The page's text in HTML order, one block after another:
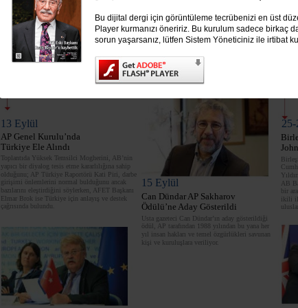
Bu dijital dergi için görüntüleme tecrübenizi en üst
Player kurmanızı öneririz. Bu kurulum sadece birkaç
sorun yaşarsanız, lütfen Sistem Yöneticiniz ile irtibat
13 Eylül
AP Genel Kurulu’nda
Türkiye Ele Alındı
Toplantıda Yüksek Temsilci Mogherini, AB’nin
yapıcı bir diyalog tesis etme kararlılığına sahip
olduğunu; AP Türkiye Raportörü Kati Piri, darbe
girişimi önlemlerini normal bulduğunu ancak
bazılarını eleştirdiğini söylerken, AFET Başkanı
Elmar Brok ise Türkiye için anlayış ve destek
çağrısında bulundu.
Can Dündar AP Sakharov
Ödülü’ne Aday Gösterildi
Usta gazeteci Can Dündar’ın aday gösterildiği
ödül, AP tarafından 1988 yılından bu yana her
yıl insan hakları ve temel özgürlükleri savunan
kişi ve kuruluşlara veriliyor.
15 Eylül
AB
bir
ikili
2 3 4 5 6 7